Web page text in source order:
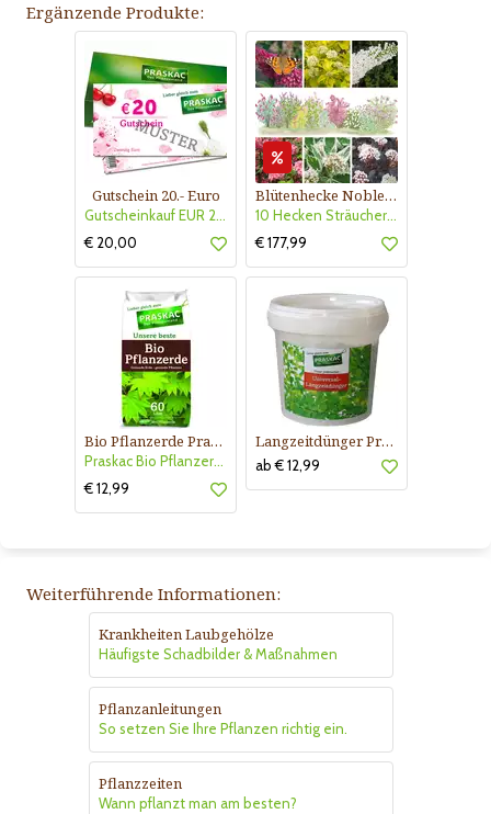
Ergänzende Produkte:
Gutschein 20.- Euro
Gutscheinkauf EUR 20.-
€ 20,00
Blütenhecke Nobless-Kollektion Nr. 402
10 Hecken Sträucher - für 10 lfm Blütenhecke - Blühend März - Oktober
€ 177,99
Bio Pflanzerde Praskac
Praskac Bio Pflanzerde
€ 12,99
Langzeitdünger Praskac
ab € 12,99
Weiterführende Informationen:
Krankheiten Laubgehölze
Häufigste Schadbilder & Maßnahmen
Pflanzanleitungen
So setzen Sie Ihre Pflanzen richtig ein.
Pflanzzeiten
Wann pflanzt man am besten?